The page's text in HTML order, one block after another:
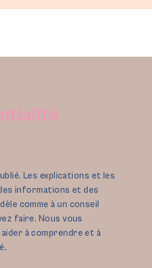
Les explications et les
informations et des
comme à un conseil
faire. Nous vous
à comprendre et à